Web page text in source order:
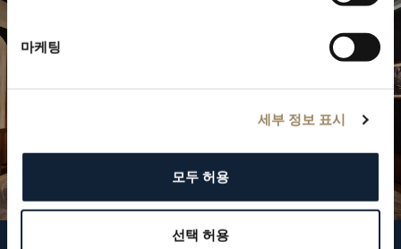
마케팅
세부 정보 표시
모두 허용
선택 허용